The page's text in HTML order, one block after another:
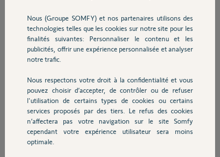
Sécurité
Domotique
Chauffage
Autres produits
alors que j'arrive très bien à connecter à mon compte Somfy avec le
même identifiant.
J'ai reinitialisé le mot de passe, vidé le cache et changé de navigateur
sans que ça résolve le problème.
Merci de bien vouloir résoudre ce problème
Cordialement Dominique
Alex M.
Réponses
Nous (Groupe SOMFY) et nos partenaires utilisons des
technologies telles que les cookies sur notre site pour les
finalités suivantes: Personnaliser le contenu et les
publicités, offrir une expérience personnalisée et analyser
notre trafic.
Nous respectons votre droit à la confidentialité et vous
pouvez choisir d’accepter, de contrôler ou de refuser
l'utilisation de certains types de cookies ou certains
services proposés par des tiers. Le refus des cookies
n’affectera pas votre navigation sur le site Somfy
cependant votre expérience utilisateur sera moins
optimale.